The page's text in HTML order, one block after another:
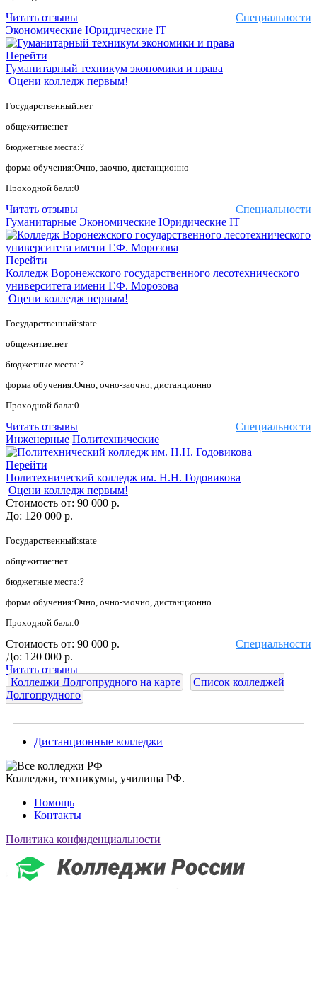
Специальности
Читать отзывы
Экономические Юридические IT
Перейти
Гуманитарный техникум экономики и права
Оцени колледж первым!
Государственный:нет
общежитие:нет
бюджетные места:?
форма обучения:Очно, заочно, дистанционно
Проходной балл:0
Специальности
Читать отзывы
Гуманитарные Экономические Юридические IT
Перейти
Колледж Воронежского государственного лесотехнического
университета имени Г.Ф. Морозова
Оцени колледж первым!
Государственный:state
общежитие:нет
бюджетные места:?
форма обучения:Очно, очно-заочно, дистанционно
Проходной балл:0
Специальности
Читать отзывы
Инженерные Политехнические
Перейти
Политехнический колледж им. Н.Н. Годовикова
Оцени колледж первым!
Стоимость от: 90 000 р.
До: 120 000 р.
Государственный:state
общежитие:нет
бюджетные места:?
форма обучения:Очно, очно-заочно, дистанционно
Проходной балл:0
Специальности
Стоимость от: 90 000 р.
До: 120 000 р.
Читать отзывы
Колледжи Долгопрудного на карте
Список колледжей
Долгопрудного
Дистанционные колледжи
Колледжи, техникумы, училища РФ.
Помощь
Контакты
Политика конфиденциальности